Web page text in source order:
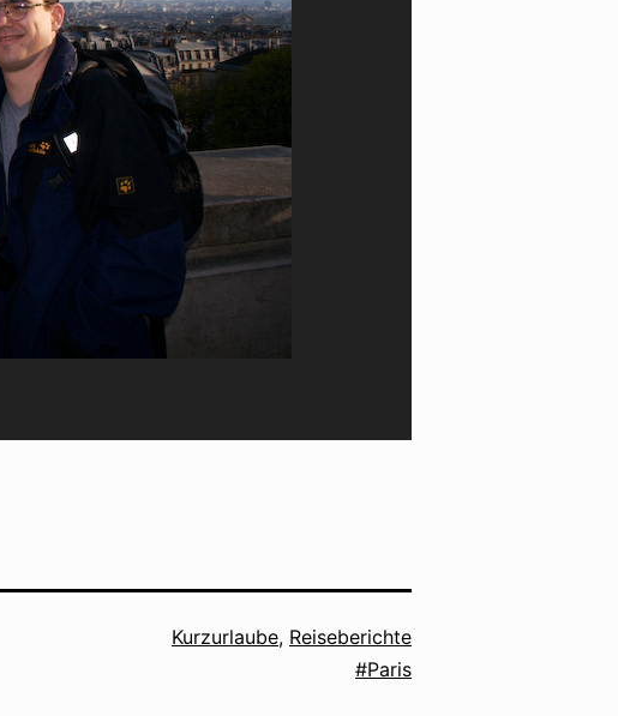
Kategorisiert
Kurzurlaube, Reiseberichte
Verschlagwortet
Paris